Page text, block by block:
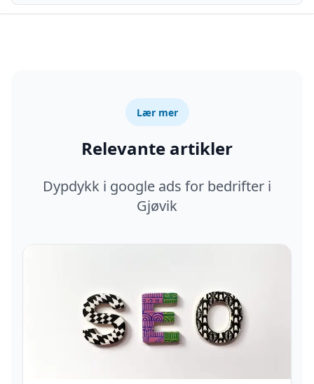
Lær mer
Relevante artikler
Dypdykk i google ads for bedrifter i
Gjøvik